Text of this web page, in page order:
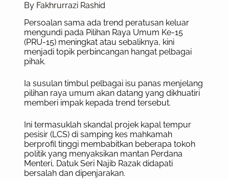
By Fakhrurrazi Rashid
Persoalan sama ada trend peratusan keluar
mengundi pada Pilihan Raya Umum Ke-15
(PRU-15) meningkat atau sebaliknya, kini
menjadi topik perbincangan hangat pelbagai
pihak.
Ia susulan timbul pelbagai isu panas menjelang
pilihan raya umum akan datang yang dikhuatiri
memberi impak kepada trend tersebut.
Ini termasuklah skandal projek kapal tempur
pesisir (LCS) di samping kes mahkamah
berprofil tinggi membabitkan beberapa tokoh
politik yang menyaksikan mantan Perdana
Menteri, Datuk Seri Najib Razak didapati
bersalah dan dipenjarakan.